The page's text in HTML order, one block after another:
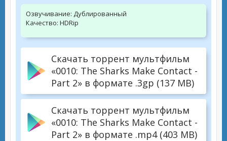
Озвучивание: Дублированный
Качество: HDRip
Скачать торрент мультфильм
«0010: The Sharks Make Contact -
Part 2» в формате .3gp (137 MB)
Скачать торрент мультфильм
«0010: The Sharks Make Contact -
Part 2» в формате .mp4 (403 MB)